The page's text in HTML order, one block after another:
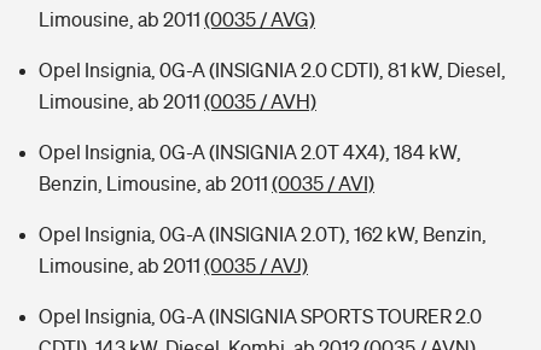
Limousine, ab 2011 (0035 / AVG)
Opel Insignia, 0G-A (INSIGNIA 2.0 CDTI), 81 kW, Diesel,
Limousine, ab 2011 (0035 / AVH)
Opel Insignia, 0G-A (INSIGNIA 2.0T 4X4), 184 kW,
Benzin, Limousine, ab 2011 (0035 / AVI)
Opel Insignia, 0G-A (INSIGNIA 2.0T), 162 kW, Benzin,
Limousine, ab 2011 (0035 / AVJ)
Opel Insignia, 0G-A (INSIGNIA SPORTS TOURER 2.0